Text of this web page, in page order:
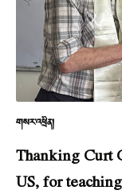
གསར་འཕྲིན།
Thanking Curt
US, for